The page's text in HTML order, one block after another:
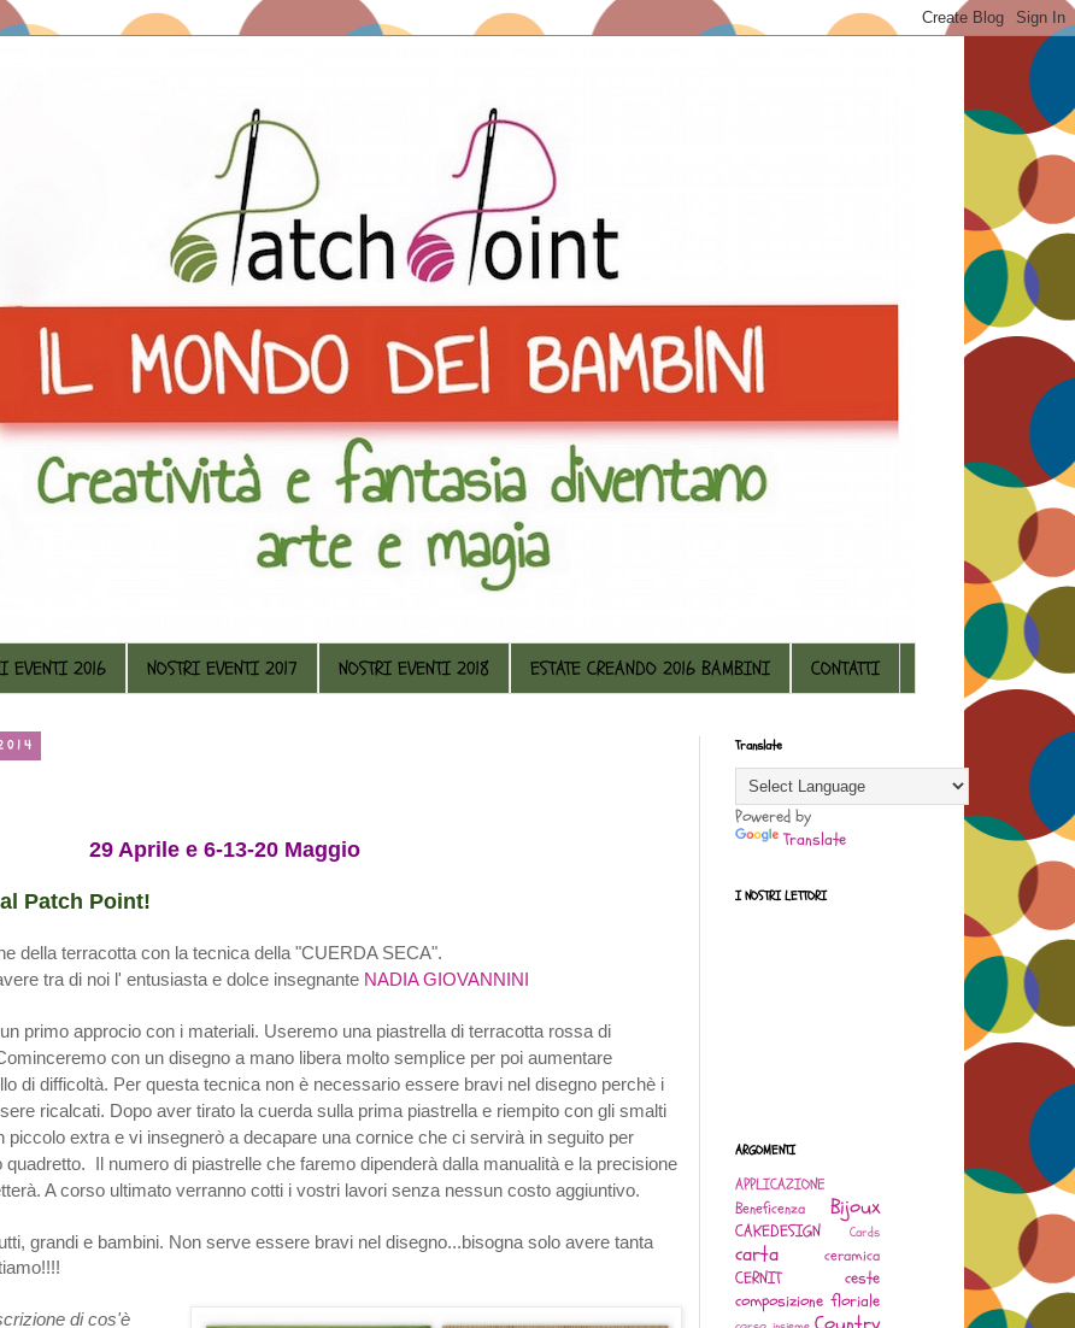
EVENTI 2016 NOSTRI EVENTI 2017 NOSTRI EVENTI 2018 ESTATE CREANDO 2016 BAMBINI CONTATTI
e 6-13-20 Maggio
Patch Point!
della terracotta con la tecnica della "CUERDA SECA".
tra di noi l' entusiasta e dolce insegnante NADIA GIOVANNINI
primo approcio con i materiali. Useremo una piastrella di terracotta rossa di
con un disegno a mano libera molto semplice per poi aumentare
di difficoltà. Per questa tecnica non è necessario essere bravi nel disegno perchè i
ricalcati. Dopo aver tirato la cuerda sulla prima piastrella e riempito con gli smalti
piccolo extra e vi insegnerò a decapare una cornice che ci servirà in seguito per
quadretto. Il numero di piastrelle che faremo dipenderà dalla manualità e la precisione
A corso ultimato verranno cotti i vostri lavori senza nessun costo aggiuntivo.
grandi e bambini. Non serve essere bravi nel disegno...bisogna solo avere tanta
di cos'è
Translate
Powered by
Translate
I NOSTRI LETTORI
ARGOMENTI
APPLICAZIONE
Beneficenza
Bijoux
CAKEDESIGN Cards
carta ceramica
CERNIT
ceste
composizione floriale